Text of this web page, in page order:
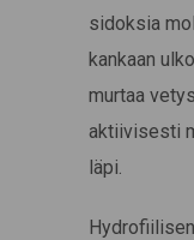
sidoksia
kankaan
murtaa
aktiivisesti
läpi.